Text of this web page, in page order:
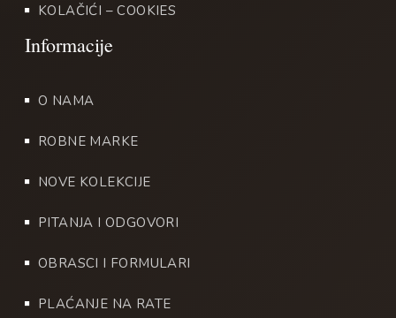
KOLAČIĆI – COOKIES
O NAMA
ROBNE MARKE
NOVE KOLEKCIJE
PITANJA I ODGOVORI
OBRASCI I FORMULARI
PLAĆANJE NA RATE